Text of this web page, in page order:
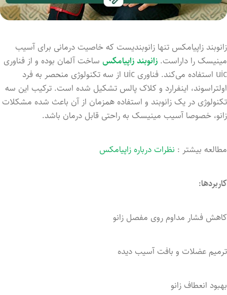
زانوبند زاپیامکس تنها زانوبندیست که خاصیت درمانی برای آسیب
مینیسک را داراست. زانوبند زاپیامکس ساخت آلمان بوده و از فناوری
uic استفاده می‌کند. فناوری uic از سه تکنولوژی منحصر به فرد
اولتراسوند، اینفرارد و کلاک پالس تشکیل شده است. ترکیب این سه
تکنولوژی در یک زانوبند و استفاده همزمان از آن باعث شده مشکلات
زانو، خصوصا آسیب مینیسک به راحتی قابل درمان باشد.
مطالعه بیشتر : نظرات درباره زاپیامکس
کاربردها:
کاهش فشار مداوم روی مفصل زانو
ترمیم عضلات و بافت آسیب دیده
بهبود انعطاف زانو